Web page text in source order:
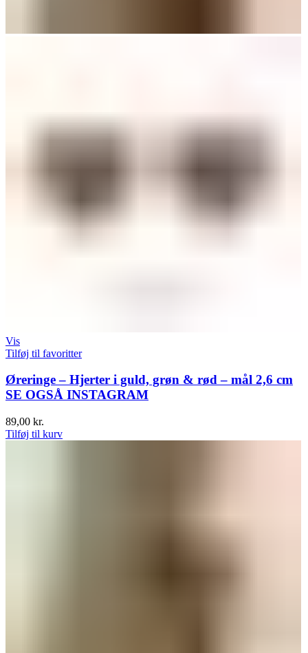
Vis
Tilføj til favoritter
Øreringe – Hjerter i guld, grøn & rød – mål 2,6 cm
SE OGSÅ INSTAGRAM
89,00 kr.
Tilføj til kurv